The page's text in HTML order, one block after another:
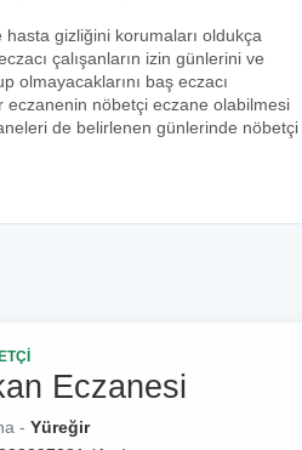
gizliğini korumaları oldukça
çalışanların izin günlerini ve
olmayacaklarını baş eczacı
nöbetçi eczane olabilmesi
de belirlenen günlerinde nöbetçi
Eczanesi
- Yüreğir